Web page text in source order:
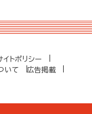
イトポリシー
いて
広告掲載